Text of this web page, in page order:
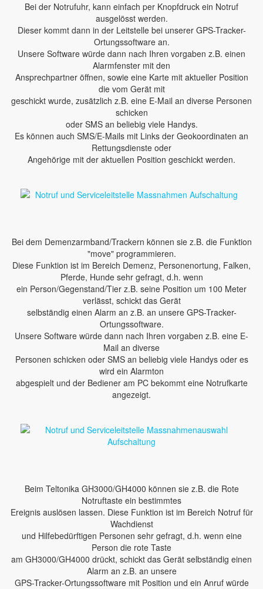
Bei der Notrufuhr, kann einfach per Knopfdruck ein Notruf
ausgelösst werden.
Dieser kommt dann in der Leitstelle bei unserer GPS-Tracker-
Ortungssoftware an.
Unsere Software würde dann nach Ihren vorgaben z.B. einen
Alarmfenster mit den
Ansprechpartner öffnen, sowie eine Karte mit aktueller Position
die vom Gerät mit
geschickt wurde, zusätzlich z.B. eine E-Mail an diverse Personen
schicken
oder SMS an beliebig viele Handys.
Es können auch SMS/E-Mails mit Links der Geokoordinaten an
Rettungsdienste oder
Angehörige mit der aktuellen Position geschickt werden.
Bei dem Demenzarmband/Trackern können sie z.B. die Funktion
"move" programmieren.
Diese Funktion ist im Bereich Demenz, Personenortung, Falken,
Pferde, Hunde sehr gefragt, d.h. wenn
ein Person/Gegenstand/Tier z.B. seine Position um 100 Meter
verlässt, schickt das Gerät
selbständig einen Alarm an z.B. an unsere GPS-Tracker-
Ortungssoftware.
Unsere Software würde dann nach Ihren vorgaben z.B. eine E-
Mail an diverse
Personen schicken oder SMS an beliebig viele Handys oder es
wird ein Alarmton
abgespielt und der Bediener am PC bekommt eine Notrufkarte
angezeigt.
Beim Teltonika GH3000/GH4000 können sie z.B. die Rote
Notruftaste ein bestimmtes
Ereignis auslösen lassen. Diese Funktion ist im Bereich Notruf für
Wachdienst
und Hilfebedürftigen Personen sehr gefragt, d.h. wenn eine
Person die rote Taste
am GH3000/GH4000 drückt, schickt das Gerät selbständig einen
Alarm an z.B. an unsere
GPS-Tracker-Ortungssoftware mit Position und ein Anruf würde